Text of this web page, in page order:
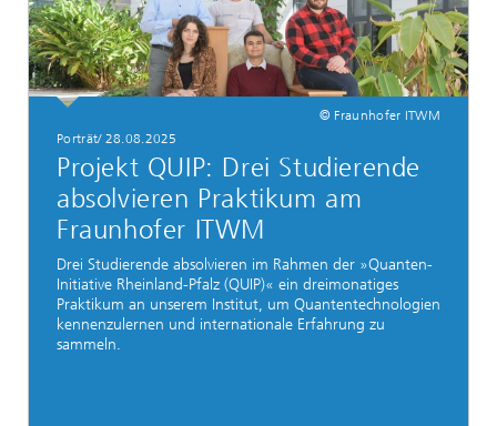
© Fraunhofer ITWM
Porträt/ 28.08.2025
Projekt QUIP: Drei Studierende
absolvieren Praktikum am
Fraunhofer ITWM
Drei Studierende absolvieren im Rahmen der »Quanten-
Initiative Rheinland-Pfalz (QUIP)« ein dreimonatiges
Praktikum an unserem Institut, um Quantentechnologien
kennenzulernen und internationale Erfahrung zu
sammeln.